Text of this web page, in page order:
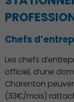
Chefs
Les chefs
officiel, d’une
Charenton
(33€/mois)